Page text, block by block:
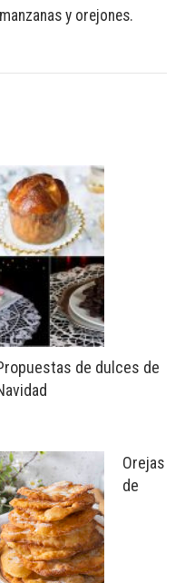
y orejones.
de dulces de
Orejas
de